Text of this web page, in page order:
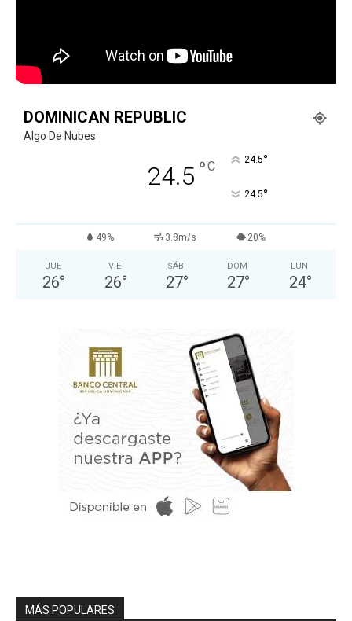
DOMINICAN REPUBLIC
Algo De Nubes
24.5 °C 24.5°
24.5°
49% 3.8m/s 20%
JUE
26°
VIE
26°
SÁB
27°
DOM
27°
LUN
24°
MÁS POPULARES